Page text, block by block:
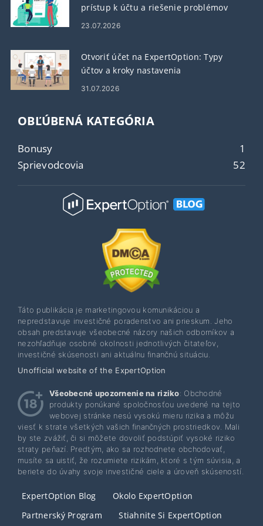
prístup k účtu a riešenie problémov
23.07.2026
Otvoriť účet na ExpertOption: Typy
účtov a kroky nastavenia
31.07.2026
OBĽÚBENÁ KATEGÓRIA
Bonusy
1
Sprievodcovia
52
Táto publikácia je marketingovou komunikáciou a
nepredstavuje investičné poradenstvo ani prieskum. Jeho
obsah predstavuje všeobecné názory našich odborníkov a
nezohľadňuje osobné okolnosti jednotlivých čitateľov,
investičné skúsenosti ani aktuálnu finančnú situáciu.
Unofficial website of the ExpertOption
Všeobecné upozornenie na riziko: Obchodné
produkty ponúkané spoločnosťou uvedené na tejto
webovej stránke nesú vysokú mieru rizika a môžu
viesť k strate všetkých vašich finančných prostriedkov. Mali
by ste zvážiť, či si môžete dovoliť podstúpiť vysoké riziko
straty peňazí. Predtým, ako sa rozhodnete obchodovať,
musíte sa uistiť, že rozumiete rizikám, ktoré s tým súvisia, a
beriete do úvahy svoje investičné ciele a úroveň skúseností.
ExpertOption Blog
Okolo ExpertOption
Partnerský Program
Stiahnite Si ExpertOption